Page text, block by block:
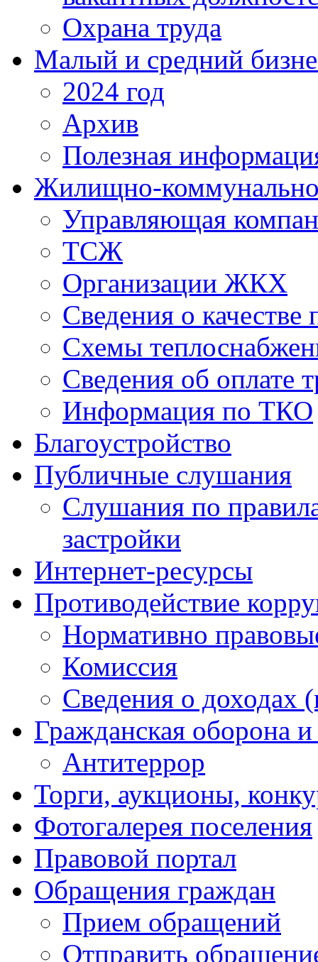
Охрана труда
Малый и средний
2024 год
Архив
Полезная
Жилищно-
Управляющая
ТСЖ
Организации ЖКХ
Сведения о качестве
Схемы
Сведения об оплате
Информация по ТКО
Благоустройство
Публичные слушания
Слушания по
застройки
Интернет-ресурсы
Противодействие
Нормативно
Комиссия
Сведения о доходах
Гражданская оборона
Антитеррор
Торги, аукционы,
Фотогалерея поселения
Правовой портал
Обращения граждан
Прием обращений
Отправить